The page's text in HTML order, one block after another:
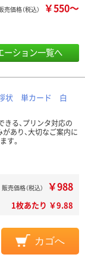
売価格（税込） ￥550～
ーション一覧へ
状 単カード 白
る、プリンタ対応の
あり、大切なご案内に
す。
販売価格（税込） ￥988
1枚あたり ￥9.88
カゴへ